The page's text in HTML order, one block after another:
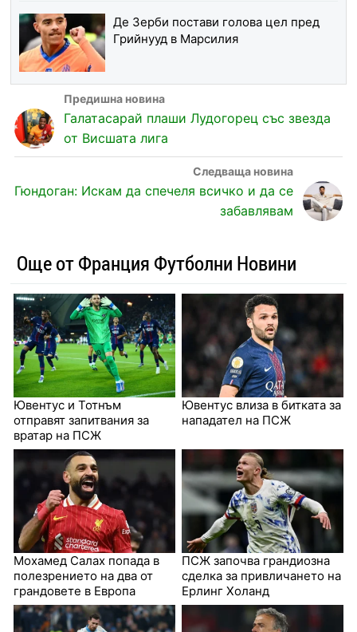
Де Зерби постави голова цел пред
Грийнууд в Марсилия
Галатасарай плаши Лудогорец със звезда
от Висшата лига
Гюндоган: Искам да спечеля всичко и да се
забавлявам
Още от Франция Футболни Новини
Ювентус и Тотнъм
отправят запитвания за
вратар на ПСЖ
Ювентус влиза в битката за
нападател на ПСЖ
Мохамед Салах попада в
полезрението на два от
грандовете в Европа
ПСЖ започва грандиозна
сделка за привличането на
Ерлинг Холанд